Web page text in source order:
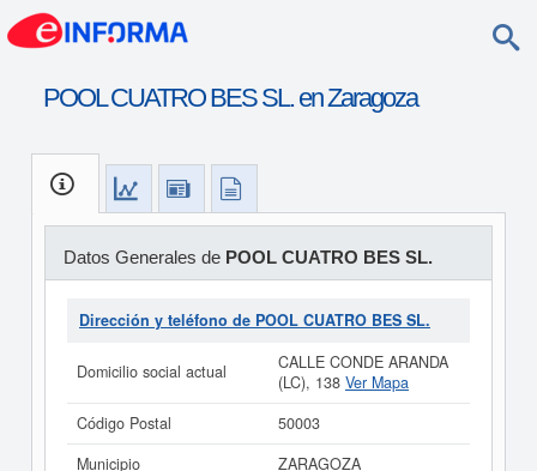
POOL CUATRO BES SL. en Zaragoza
Datos Generales de POOL CUATRO BES SL.
Dirección y teléfono de POOL CUATRO BES SL.
Domicilio social actual
CALLE CONDE ARANDA
(LC), 138 Ver Mapa
Código Postal
50003
Municipio
ZARAGOZA